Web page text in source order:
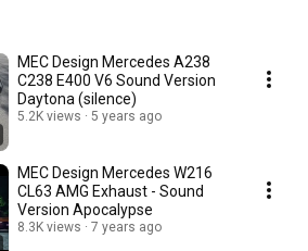
MEC Design Mercedes A238
C238 E400 V6 Sound Version
Daytona (silence)
5.2K views 5 years ago
MEC Design Mercedes W216
CL63 AMG Exhaust - Sound
Version Apocalypse
8.3K views 7 years ago